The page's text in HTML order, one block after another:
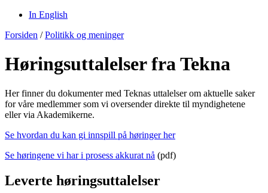
In English
Forsiden / Politikk og meninger
Høringsuttalelser fra Tekna
Her finner du dokumenter med Teknas uttalelser om aktuelle saker
for våre medlemmer som vi oversender direkte til myndighetene
eller via Akademikerne.
Se hvordan du kan gi innspill på høringer her
Se høringene vi har i prosess akkurat nå (pdf)
Leverte høringsuttalelser